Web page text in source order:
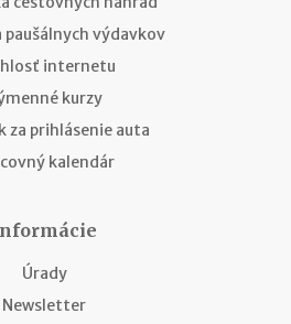
paušálnych výdavkov
internetu
kurzy
za prihlásenie auta
kalendár
Úrady
Newsletter